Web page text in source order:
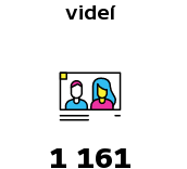
videí
1 161